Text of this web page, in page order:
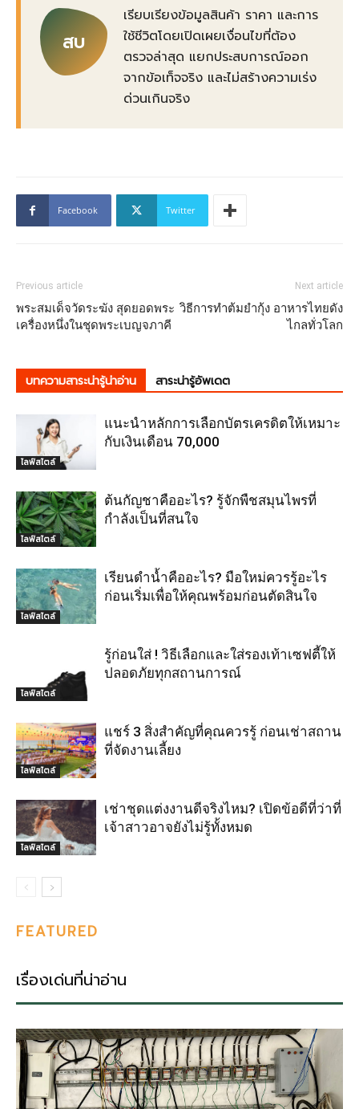
สบ
เรียบเรียงข้อมูลสินค้า ราคา และการ
ใช้ชีวิตโดยเปิดเผยเงื่อนไขที่ต้อง
ตรวจล่าสุด แยกประสบการณ์ออก
จากข้อเท็จจริง และไม่สร้างความเร่ง
ด่วนเกินจริง
Facebook Twitter
Previous article
พระสมเด็จวัดระฆัง สุดยอดพระ
เครื่องหนึ่งในชุดพระเบญจภาคี
Next article
วิธีการทำต้มยำกุ้ง อาหารไทยดัง
ไกลทั่วโลก
บทความสาระน่ารู้น่าอ่าน สาระน่ารู้อัพเดต
ไลฟ์สไตล์
แนะนำหลักการเลือกบัตรเครดิตให้เหมาะ
กับเงินเดือน 70,000
ไลฟ์สไตล์
ต้นกัญชาคืออะไร? รู้จักพืชสมุนไพรที่
กำลังเป็นที่สนใจ
ไลฟ์สไตล์
เรียนดำน้ำคืออะไร? มือใหม่ควรรู้อะไร
ก่อนเริ่มเพื่อให้คุณพร้อมก่อนตัดสินใจ
ไลฟ์สไตล์
รู้ก่อนใส่ ! วิธีเลือกและใส่รองเท้าเซฟตี้ให้
ปลอดภัยทุกสถานการณ์
ไลฟ์สไตล์
แชร์ 3 สิ่งสำคัญที่คุณควรรู้ ก่อนเช่าสถาน
ที่จัดงานเลี้ยง
ไลฟ์สไตล์
เช่าชุดแต่งงานดีจริงไหม? เปิดข้อดีที่ว่าที่
เจ้าสาวอาจยังไม่รู้ทั้งหมด
FEATURED
เรื่องเด่นที่น่าอ่าน